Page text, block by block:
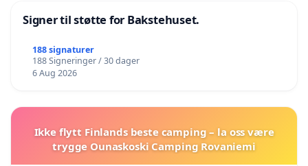
Signer til støtte for Bakstehuset.
188 signaturer
188 Signeringer / 30 dager
6 Aug 2026
Ikke flytt Finlands beste camping – la oss være
trygge Ounaskoski Camping Rovaniemi